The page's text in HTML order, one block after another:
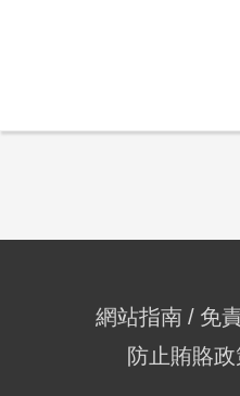
網站指南 免
防止賄賂政